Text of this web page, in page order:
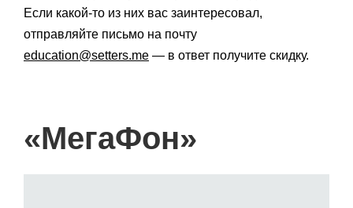
Если какой-то из них вас заинтересовал,
отправляйте письмо на почту
education@setters.me — в ответ получите скидку.
«МегаФон»